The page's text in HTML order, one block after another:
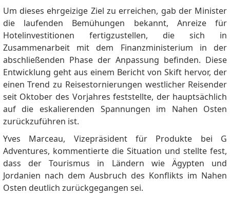
Um dieses ehrgeizige Ziel zu erreichen, gab der Minister
die laufenden Bemühungen bekannt, Anreize für
Hotelinvestitionen fertigzustellen, die sich in
Zusammenarbeit mit dem Finanzministerium in der
abschließenden Phase der Anpassung befinden. Diese
Entwicklung geht aus einem Bericht von Skift hervor, der
einen Trend zu Reisestornierungen westlicher Reisender
seit Oktober des Vorjahres feststellte, der hauptsächlich
auf die eskalierenden Spannungen im Nahen Osten
zurückzuführen ist.
Yves Marceau, Vizepräsident für Produkte bei G
Adventures, kommentierte die Situation und stellte fest,
dass der Tourismus in Ländern wie Ägypten und
Jordanien nach dem Ausbruch des Konflikts im Nahen
Osten deutlich zurückgegangen sei.